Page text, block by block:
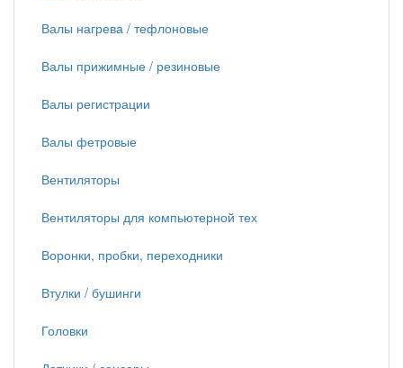
Валы нагрева / тефлоновые
Валы прижимные / резиновые
Валы регистрации
Валы фетровые
Вентиляторы
Вентиляторы для компьютерной тех
Воронки, пробки, переходники
Втулки / бушинги
Головки